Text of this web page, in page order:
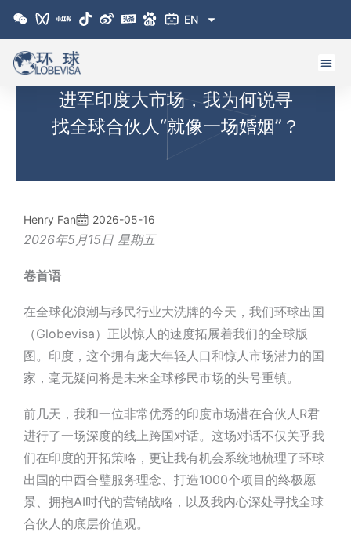
EN
进军印度大市场，我为何说寻
找全球合伙人“就像一场婚姻”？
Henry Fan 2026-05-16
2026年5月15日 星期五
卷首语
在全球化浪潮与移民行业大洗牌的今天， 我们环球出国
（Globevisa）正以惊人的速度拓展着我们的全球版
图。印度，这个拥有庞大年轻人口和惊人市场潜力的国
家，毫无疑问将是未来全球移民市场的头号重镇。
前几天，我和一位非常优秀的印度市场潜在合伙人 R君
进行了一场深度的线上跨国对话。这场对话不仅关乎我
们在印度的开拓策略，更让我有机会系统地梳理了环球
出国的中西合璧服务理念、打造1000个项目的终极愿
景、拥抱AI时代的营销战略，以及我内心深处寻找全球
合伙人的底层价值观。